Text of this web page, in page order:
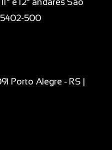
e 12° andares São
500
Porto Alegre - RS |